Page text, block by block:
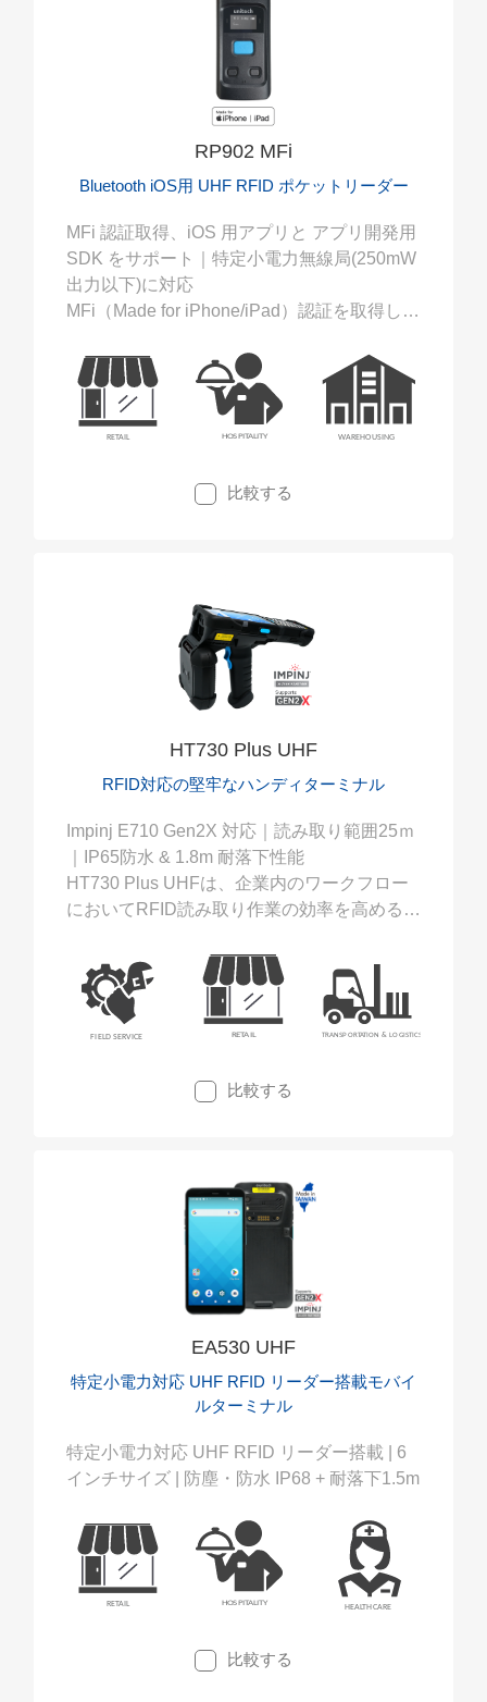
RP902 MFi
Bluetooth iOS用 UHF RFID ポケットリーダー
MFi 認証取得、iOS 用アプリと アプリ開発用
SDK をサポート｜特定小電力無線局(250mW
出力以下)に対応
MFi（Made for iPhone/iPad）認証を取得した
サポートしています。RP902 MFiはコンパク
ト、軽量そして耐久性に優れたUHF帯RFID
リーダーです。RP902 MFiは、在庫確認、棚
卸し、資産管理などの多くのデータ収集業務
比較する
HT730 Plus UHF
RFID対応の堅牢なハンディターミナル
Impinj E710 Gen2X 対応｜読み取り範囲25ｍ
｜IP65防水 & 1.8m 耐落下性能
HT730 Plus UHFは、企業内のワークフロー
においてRFID読み取り作業の効率を高めるよ
く、長距離からのデータ収集が可能となり、
倉庫管理、物流、現場サービスにおける運用
効率の向上に寄与します。
比較する
EA530 UHF
特定小電力対応 UHF RFID リーダー搭載モバイ
ルターミナル
特定小電力対応 UHF RFID リーダー搭載 | 6
インチサイズ | 防塵・防水 IP68 + 耐落下1.5m
比較する